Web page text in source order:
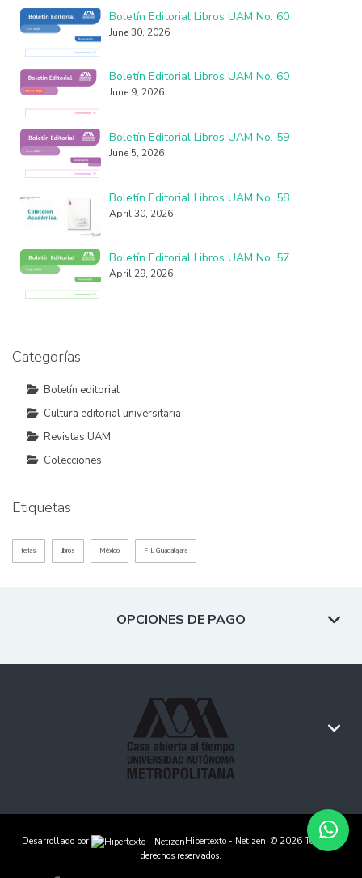
Boletín Editorial Libros UAM No. 60
June 30, 2026
Boletín Editorial Libros UAM No. 60
June 9, 2026
Boletín Editorial Libros UAM No. 59
June 5, 2026
Boletín Editorial Libros UAM No. 58
April 30, 2026
Boletín Editorial Libros UAM No. 57
April 29, 2026
Categorías
Boletín editorial
Cultura editorial universitaria
Revistas UAM
Colecciones
Etiquetas
ferias libros México FIL Guadalajara
OPCIONES DE PAGO
Desarrollado por Hipertexto - Netizen. © 2026 Todos los
derechos reservados.